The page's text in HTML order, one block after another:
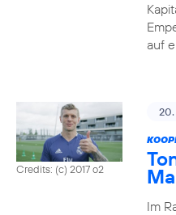
auf
Credits: (c) 2017 o2
20.
Im